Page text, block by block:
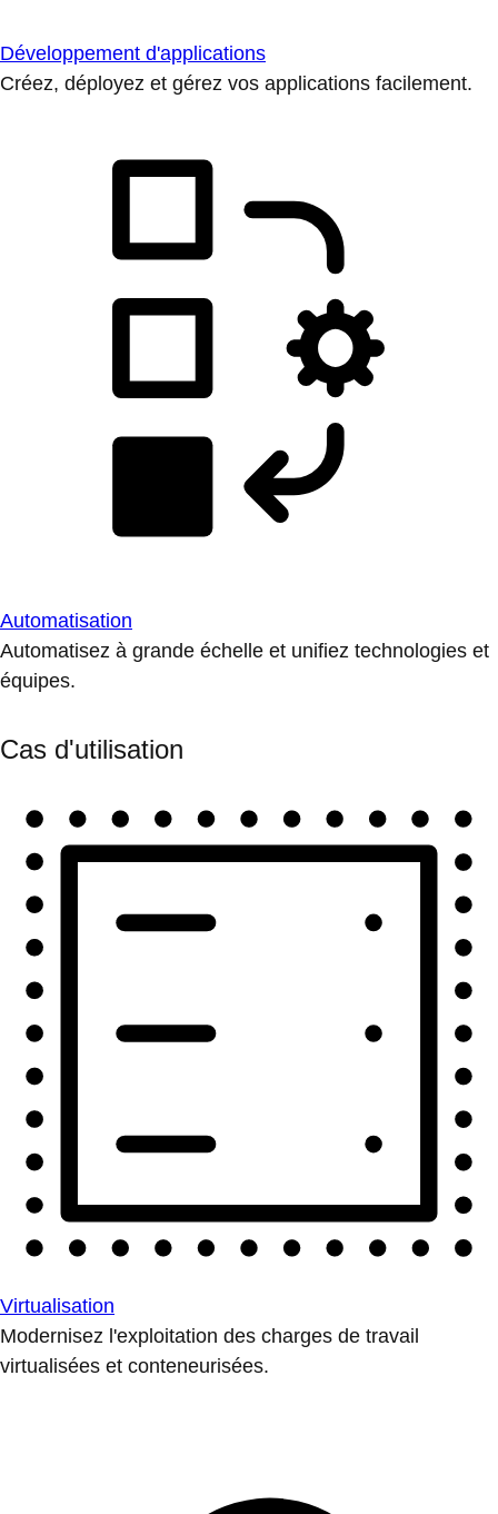
Développement d'applications
Créez, déployez et gérez vos applications facilement.
Automatisation
Automatisez à grande échelle et unifiez technologies et
équipes.
Cas d'utilisation
Virtualisation
Modernisez l'exploitation des charges de travail
virtualisées et conteneurisées.